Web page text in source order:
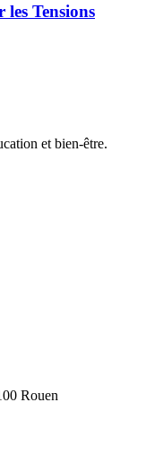
Tensions
et bien-être.
Rouen